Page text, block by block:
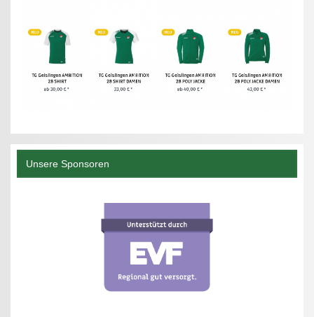
Unsere Sponsoren